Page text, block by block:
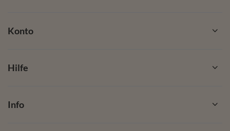
Konto
Hilfe
Info